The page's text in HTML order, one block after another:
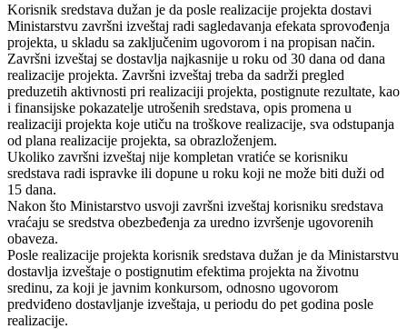
Korisnik sredstava dužan je da posle realizacije projekta dostavi
Ministarstvu završni izveštaj radi sagledavanja efekata sprovođenja
projekta, u skladu sa zaključenim ugovorom i na propisan način.
Završni izveštaj se dostavlja najkasnije u roku od 30 dana od dana
realizacije projekta. Završni izveštaj treba da sadrži pregled
preduzetih aktivnosti pri realizaciji projekta, postignute rezultate, kao
i finansijske pokazatelje utrošenih sredstava, opis promena u
realizaciji projekta koje utiču na troškove realizacije, sva odstupanja
od plana realizacije projekta, sa obrazloženjem.
Ukoliko završni izveštaj nije kompletan vratiće se korisniku
sredstava radi ispravke ili dopune u roku koji ne može biti duži od
15 dana.
Nakon što Ministarstvo usvoji završni izveštaj korisniku sredstava
vraćaju se sredstva obezbeđenja za uredno izvršenje ugovorenih
obaveza.
Posle realizacije projekta korisnik sredstava dužan je da Ministarstvu
dostavlja izveštaje o postignutim efektima projekta na životnu
sredinu, za koji je javnim konkursom, odnosno ugovorom
predviđeno dostavljanje izveštaja, u periodu do pet godina posle
realizacije.